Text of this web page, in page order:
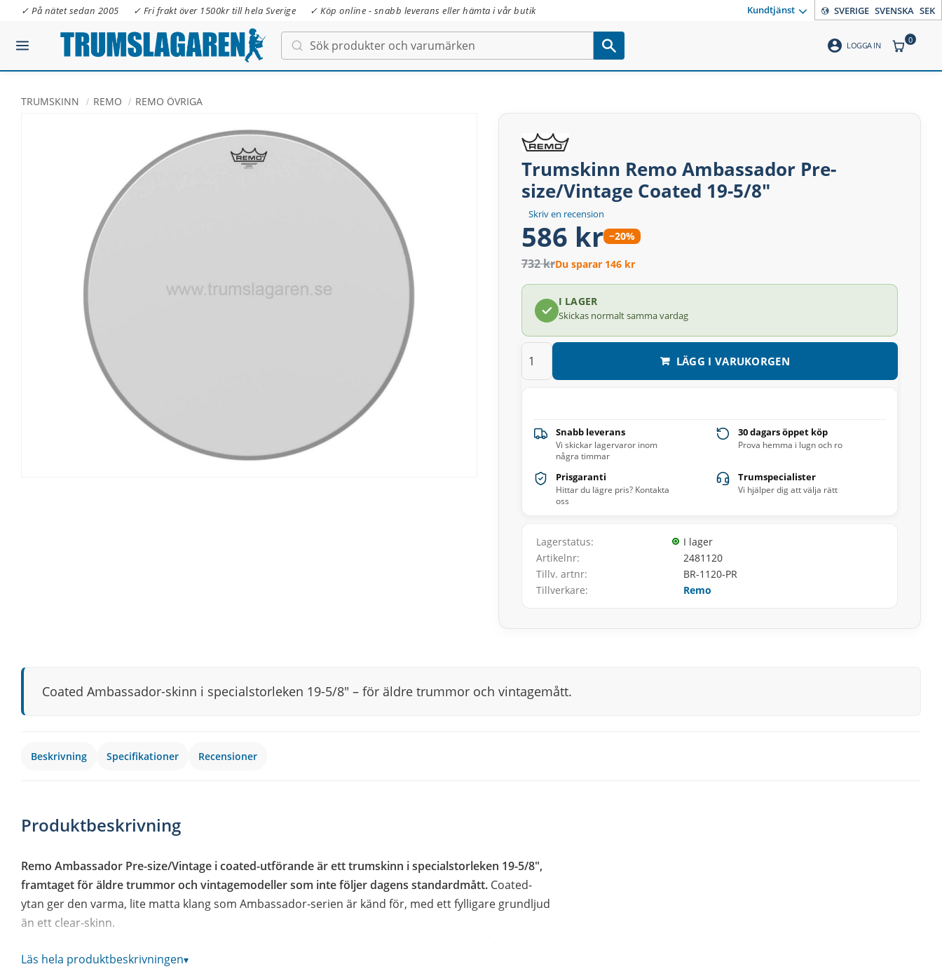
✓ På nätet sedan 2005 ✓ Fri frakt över 1500kr till hela Sverige ✓ Köp online - snabb leverans eller hämta i vår butik Kundtjänst SVERIGE SVENSKA SEK
account_circle LOGGA IN ANTAL
0
TRUMSKINN REMO REMO ÖVRIGA
Trumskinn Remo Ambassador Pre-
size/Vintage Coated 19-5/8"
Skriv en recension
586 kr −20%
732 krDu sparar 146 kr
I LAGER
Skickas normalt samma vardag
LÄGG I VARUKORGEN
Snabb leverans
Vi skickar lagervaror inom
några timmar
30 dagars öppet köp
Prova hemma i lugn och ro
Prisgaranti
Hittar du lägre pris? Kontakta
oss
Trumspecialister
Vi hjälper dig att välja rätt
Lagerstatus
I lager
Artikelnr
2481120
Tillv. artnr
BR-1120-PR
Tillverkare
Remo
Coated Ambassador-skinn i specialstorleken 19-5/8" – för äldre trummor och vintagemått.
Beskrivning Specifikationer Recensioner
Produktbeskrivning
Remo Ambassador Pre-size/Vintage i coated-utförande är ett trumskinn i specialstorleken 19-5/8",
framtaget för äldre trummor och vintagemodeller som inte följer dagens standardmått. Coated-
ytan ger den varma, lite matta klang som Ambassador-serien är känd för, med ett fylligare grundljud
än ett clear-skinn.
metriska eller amerikanska specialmått, och där ett standardskinn helt enkelt inte sitter rätt.
Läs hela produktbeskrivningen▾